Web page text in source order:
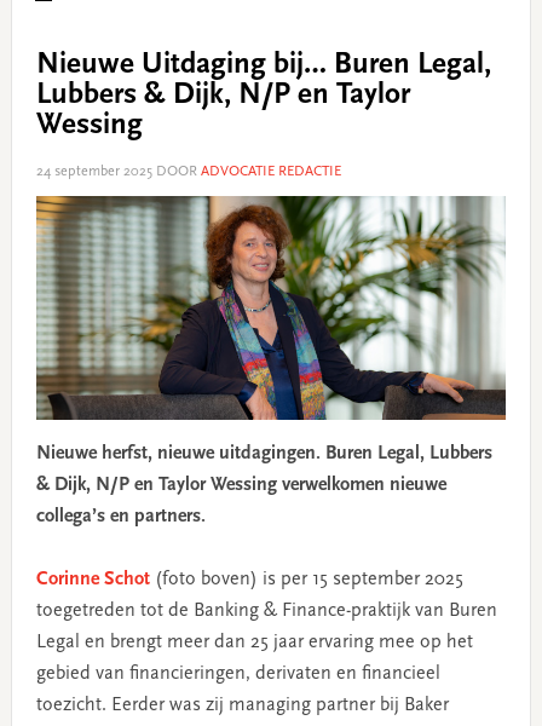
Nieuwe Uitdaging bij… Buren Legal,
Lubbers & Dijk, N/P en Taylor
Wessing
24 september 2025DOOR ADVOCATIE REDACTIE
Nieuwe herfst, nieuwe uitdagingen. Buren Legal, Lubbers
& Dijk, N/P en Taylor Wessing verwelkomen nieuwe
collega’s en partners.
Corinne Schot(foto boven) is per 15 september 2025
toegetreden tot de Banking & Finance-praktijk van Buren
Legal en brengt meer dan 25 jaar ervaring mee op het
gebied van financieringen, derivaten en financieel
toezicht. Eerder was zij managing partner bij Baker